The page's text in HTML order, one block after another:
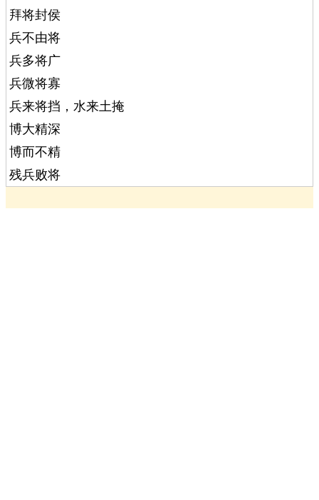
拜将封侯
兵不由将
兵多将广
兵微将寡
兵来将挡，水来土掩
博大精深
博而不精
残兵败将